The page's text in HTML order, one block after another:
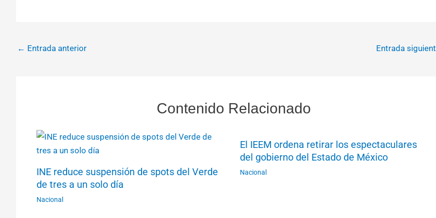
← Entrada anterior Entrada
Contenido Relacionado
INE reduce suspensión de spots del Verde
de tres a un solo día
Nacional
El IEEM ordena retirar los espectaculares
del gobierno del Estado de México
Nacional